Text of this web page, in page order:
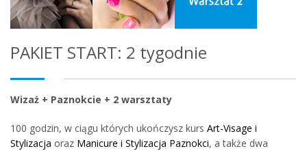
PAKIET START: 2 tygodnie
Wizaż + Paznokcie + 2 warsztaty
100 godzin, w ciągu których ukończysz kurs Art-Visage i
Stylizacja oraz Manicure i Stylizacja Paznokci, a także dwa